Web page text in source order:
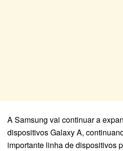
A Samsung vai continuar a
dispositivos Galaxy A,
importante linha de dispositivos